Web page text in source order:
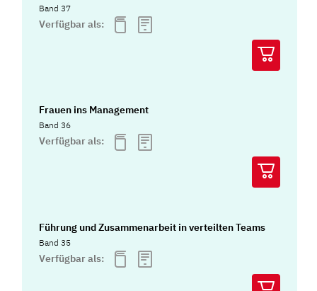
Band 37
Verfügbar als:
Frauen ins Management
Band 36
Verfügbar als:
Führung und Zusammenarbeit in verteilten Teams
Band 35
Verfügbar als: